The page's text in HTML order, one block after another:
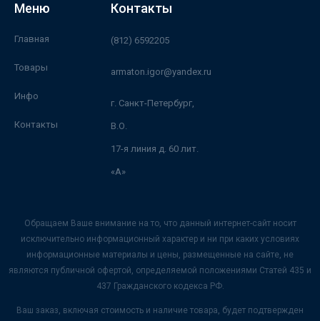
Меню
Главная
Товары
Инфо
Контакты
Контакты
(812) 6592205
armaton.igor@yandex.ru
г. Санкт-Петербург,
В.О.
17-я линия д. 60 лит.
«А»
Обращаем Ваше внимание на то, что данный интернет-сайт носит
исключительно информационный характер и ни при каких условиях
информационные материалы и цены, размещенные на сайте, не
являются публичной офертой, определяемой положениями Статей 435 и
437 Гражданского кодекса РФ.
Ваш заказ, включая стоимость и наличие товара, будет подтвержден